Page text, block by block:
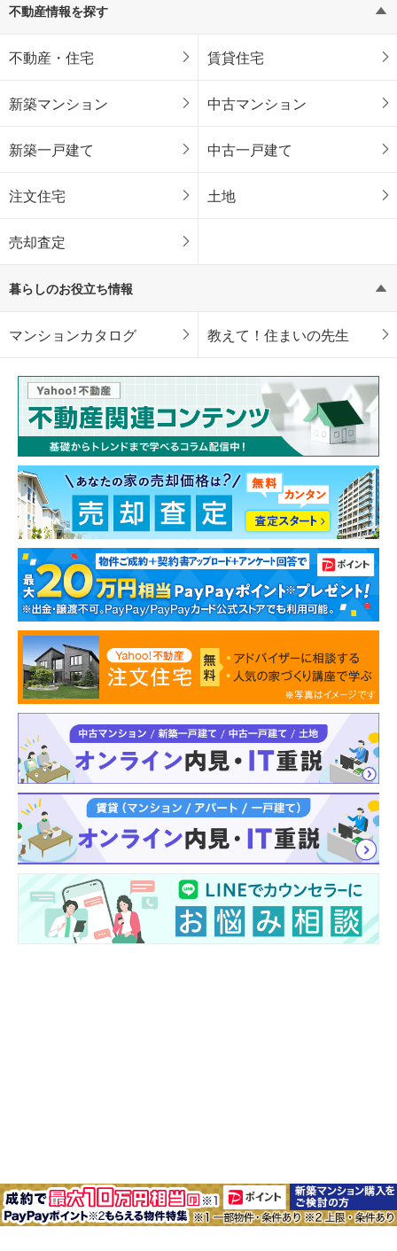
不動産情報を探す
不動産・住宅 賃貸住宅
新築マンション 中古マンション
新築一戸建て 中古一戸建て
注文住宅 土地
売却査定
暮らしのお役立ち情報
マンションカタログ 教えて！住まいの先生